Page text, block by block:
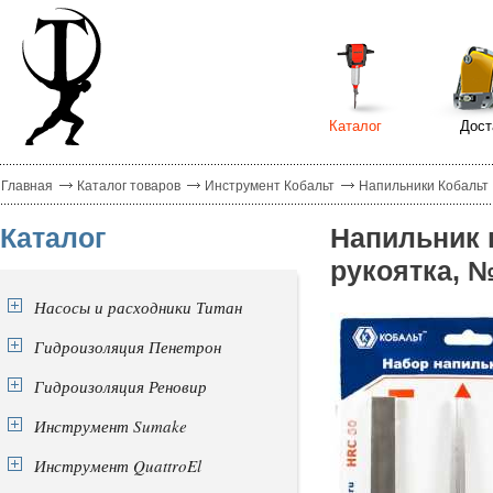
Каталог
Главная Каталог товаров Инструмент Кобальт Напильники Кобальт
Каталог
Насосы и расходники Титан
Гидроизоляция Пенетрон
Гидроизоляция Реновир
Инструмент Sumake
Инструмент QuattroEl
Напильник
рукоятка,